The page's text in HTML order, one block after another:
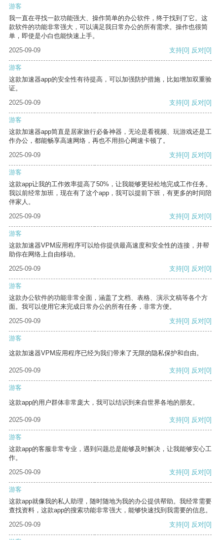
游客
我一直在寻找一款功能强大、操作简单的办公软件，终于找到了它。这
款软件的功能非常强大，可以满足我日常办公的所有需求。操作也很简
单，即使是小白也能快速上手。
2025-09-09
支持[0] 反对[0]
游客
这款加速器app的安全性有待提高，可以加强防护措施，比如增加双重验
证。
2025-09-09
支持[0] 反对[0]
游客
这款加速器app简直是居家旅行必备神器，无论是看视频、玩游戏还是工
作办公，都能畅享高速网络，再也不用担心网速卡顿了。
2025-09-09
支持[0] 反对[0]
游客
这款app让我的工作效率提高了50%，让我能够更轻松地完成工作任务。
我以前经常加班，现在有了这个app，我可以提前下班，有更多的时间陪
伴家人。
2025-09-09
支持[0] 反对[0]
游客
这款加速器VPM应用程序可以给你提供最高速度和安全性的连接，并帮
助你在网络上自由移动。
2025-09-09
支持[0] 反对[0]
游客
这款办公软件的功能非常全面，涵盖了文档、表格、演示文稿等各个方
面。我可以使用它来完成日常办公的所有任务，非常方便。
2025-09-09
支持[0] 反对[0]
游客
这款加速器VPM应用程序已经为我们带来了无限的隐私保护和自由。
2025-09-09 支持[0] 反对[0]
游客
这款app的用户群体非常庞大，我可以结识到来自世界各地的朋友。
2025-09-09 支持[0] 反对[0]
游客
这款app的客服非常专业，遇到问题总是能够及时解决，让我能够安心工
作。
2025-09-09
支持[0] 反对[0]
游客
这款app就像我的私人助理，随时随地为我的办公提供帮助。我经常需要
查找资料，这款app的搜索功能非常强大，能够快速找到我需要的信息。
2025-09-09
支持[0] 反对[0]